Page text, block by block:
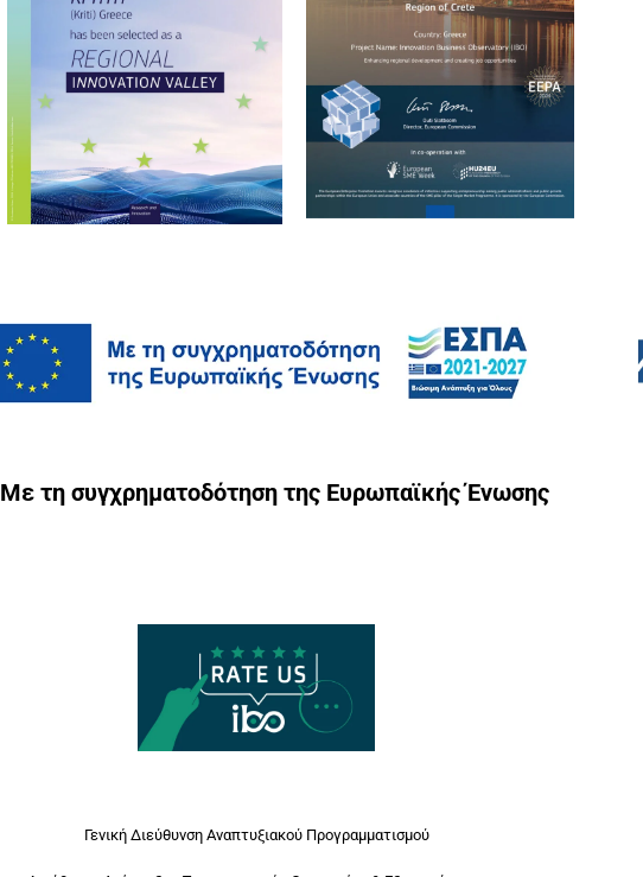
Με τη συγχρηματοδότηση της Ευρωπαϊκής Ένωσης
Γενική Διεύθυνση Αναπτυξιακού Προγραμματισμού